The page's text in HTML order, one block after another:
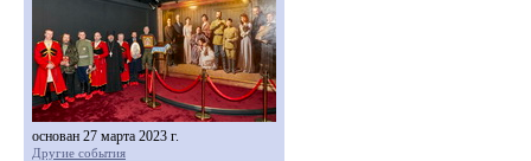
основан 27 марта 2023 г.
Другие события